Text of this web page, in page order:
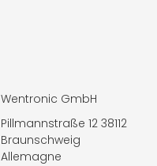
Wentronic GmbH
Pillmannstraße 12 38112
Braunschweig
Allemagne